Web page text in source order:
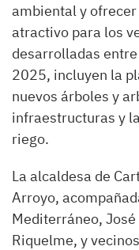
ambiental y
atractivo para los
desarrolladas
2025, incluyen la
nuevos árboles y
infraestructuras y
riego.
La alcaldesa de
Arroyo,
Mediterráneo,
Riquelme, y